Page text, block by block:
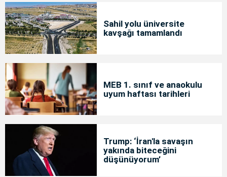
Sahil yolu üniversite
kavşağı tamamlandı
MEB 1. sınıf ve anaokulu
uyum haftası tarihleri
Trump: ‘İran'la savaşın
yakında biteceğini
düşünüyorum’